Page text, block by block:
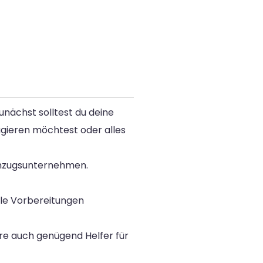
solltest du deine
möchtest oder alles
Vorbereitungen
auch genügend Helfer für